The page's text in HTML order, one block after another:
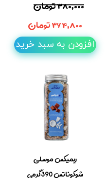
۳۸۰,۰۰۰ تومان
۳۶۴,۸۰۰ تومان
افزودن به سبد خرید
ریمیکس موسلی
شوکوناتس 390گرمی